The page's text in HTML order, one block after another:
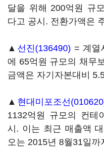
달을 위해 200억원 규
다고 공시. 전환가액은
▲ 선진(136490) = 계열
에 65억원 규모의 채무
금액은 자기자본대비
▲ 현대미포조선
1132억원 규모의 컨테
시. 이는 최근 매출액
오는 2015년 8월31일까